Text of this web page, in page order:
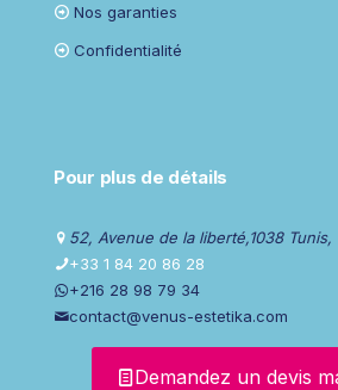
Nos garanties
Confidentialité
Pour plus de détails
52, Avenue de la liberté,1038 Tunis,
+33 1 84 20 86 28
+216 28 98 79 34
contact@venus-estetika.com
Demandez un devis